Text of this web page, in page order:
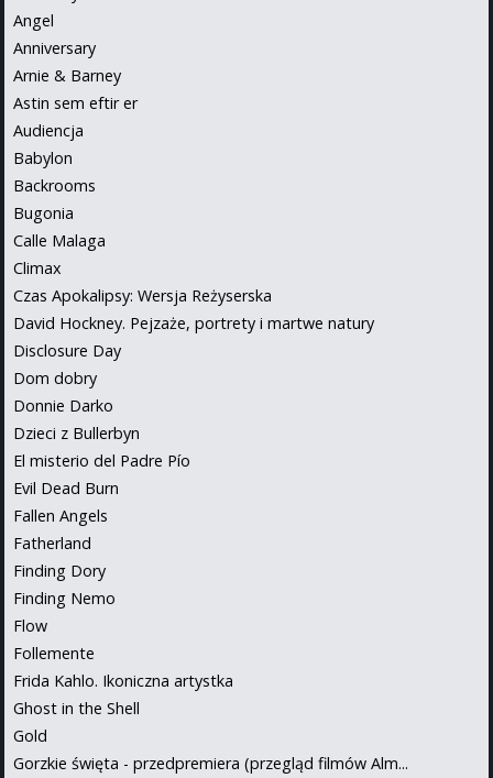
Angel
Anniversary
Arnie & Barney
Astin sem eftir er
Audiencja
Babylon
Backrooms
Bugonia
Calle Malaga
Climax
Czas Apokalipsy: Wersja Reżyserska
David Hockney. Pejzaże, portrety i martwe natury
Disclosure Day
Dom dobry
Donnie Darko
Dzieci z Bullerbyn
El misterio del Padre Pío
Evil Dead Burn
Fallen Angels
Fatherland
Finding Dory
Finding Nemo
Flow
Follemente
Frida Kahlo. Ikoniczna artystka
Ghost in the Shell
Gold
Gorzkie święta - przedpremiera (przegląd filmów Alm...